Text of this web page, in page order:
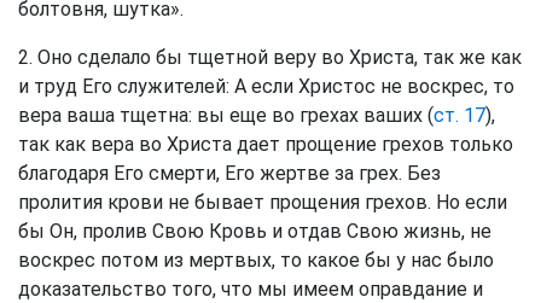
болтовня, шутка».
2. Оно сделало бы тщетной веру во Христа, так же как
и труд Его служителей: А если Христос не воскрес, то
вера ваша тщетна: вы еще во грехах ваших (ст. 17),
так как вера во Христа дает прощение грехов только
благодаря Его смерти, Его жертве за грех. Без
пролития крови не бывает прощения грехов. Но если
бы Он, пролив Свою Кровь и отдав Свою жизнь, не
воскрес потом из мертвых, то какое бы у нас было
доказательство того, что мы имеем оправдание и